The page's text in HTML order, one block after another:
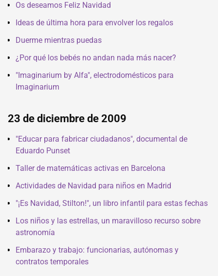
Os deseamos Feliz Navidad
Ideas de última hora para envolver los regalos
Duerme mientras puedas
¿Por qué los bebés no andan nada más nacer?
"Imaginarium by Alfa", electrodomésticos para
Imaginarium
23 de diciembre de 2009
"Educar para fabricar ciudadanos", documental de
Eduardo Punset
Taller de matemáticas activas en Barcelona
Actividades de Navidad para niños en Madrid
"¡Es Navidad, Stilton!", un libro infantil para estas fechas
Los niños y las estrellas, un maravilloso recurso sobre
astronomía
Embarazo y trabajo: funcionarias, autónomas y
contratos temporales